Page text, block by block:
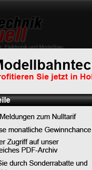
Archiv Magazin
die IMA in
BRÜHL
über die IMA in
jeder hat